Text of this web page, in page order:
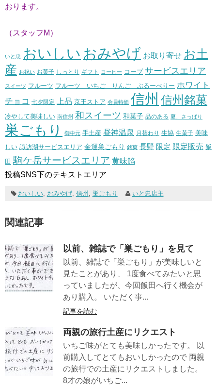
おります。
（スタッフM）
いと忠 おいしい おみやげ お取り寄せ お土
産 お祝い お菓子 しっとり ギフト コーヒー コープ サービスエリア
スイーツ フルーツ フルーツ いちご りんご ぶるーべりー ホワイト
チョコ 七夕限定 上品 京王ストア 会員特価 信州 信州銘菓
冷やして美味しい 南信州 和スイーツ 和菓子 品のある 夏、さっぱり
巣ごもり 御中元 手土産 昼神温泉 月替わり 生協 生菓子 美味
しい 諏訪湖サービスエリア 金運巣ごもり 銘菓 長野 限定 限定販売 飯
田 駒ケ岳サービスエリア 黄味餡
投稿SNS下のテキストエリア
おいしい, おみやげ, 信州 巣ごもり いと忠店主
関連記事
以前、雑誌で「巣ごもり」を見て
以前、雑誌で「巣ごもり」が美味しいと
見たことがあり、 1度食べてみたいと思
っていましたが、今回飯田へ行く機会が
あり購入。 いただく事...
記事を読む
両親の旅行土産にリクエスト
いちご味がとても美味しかったです。 以
前購入してとてもおいしかったので 両親
の旅行での土産にリクエストしました。
8才の娘がいちご...